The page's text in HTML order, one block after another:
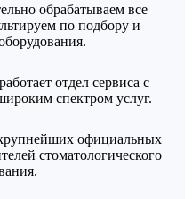
обрабатываем все
по подбору и
отдел сервиса с
спектром услуг.
официальных
стоматологического